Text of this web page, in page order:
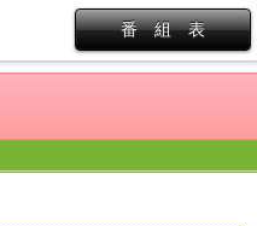
番 組 表